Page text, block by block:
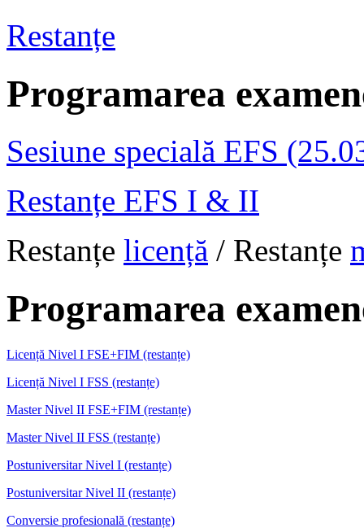
Restanțe
Programarea
Sesiune specială EFS
Restanțe EFS I & II
Restanțe licență / Restanțe
Programarea
Licență Nivel I FSE+FIM (restanțe)
Licență Nivel I FSS (restanțe)
Master Nivel II FSE+FIM (restanțe)
Master Nivel II FSS (restanțe)
Postuniversitar Nivel I (restanțe)
Postuniversitar Nivel II (restanțe)
Conversie profesională (restanțe)